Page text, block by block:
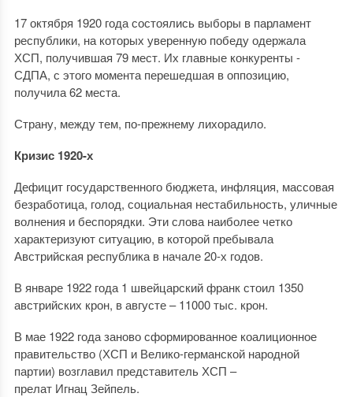
17 октября 1920 года состоялись выборы в парламент
республики, на которых уверенную победу одержала
ХСП, получившая 79 мест. Их главные конкуренты -
СДПА, с этого момента перешедшая в оппозицию,
получила 62 места.
Страну, между тем, по-прежнему лихорадило.
Кризис 1920-х
Дефицит государственного бюджета, инфляция, массовая
безработица, голод, социальная нестабильность, уличные
волнения и беспорядки. Эти слова наиболее четко
характеризуют ситуацию, в которой пребывала
Австрийская республика в начале 20-х годов.
В январе 1922 года 1 швейцарский франк стоил 1350
австрийских крон, в августе – 11000 тыс. крон.
В мае 1922 года заново сформированное коалиционное
правительство (ХСП и Велико-германской народной
партии) возглавил представитель ХСП –
прелат Игнац Зейпель.